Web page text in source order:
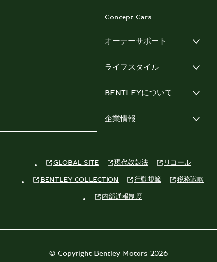
Concept Cars
オーナーサポート
ライフスタイル
BENTLEYについて
企業情報
GLOBAL SITE 現代奴隷法 リコール
BENTLEY COLLECTION 行動規範 税務戦略
内部通報制度
© Copyright Bentley Motors 2026